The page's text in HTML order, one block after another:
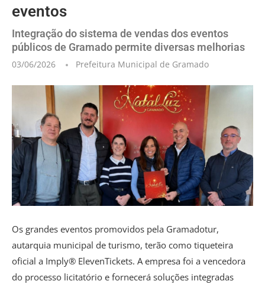
eventos
Integração do sistema de vendas dos eventos
públicos de Gramado permite diversas melhorias
03/06/2026 Prefeitura Municipal de Gramado
Os grandes eventos promovidos pela Gramadotur,
autarquia municipal de turismo, terão como tiqueteira
oficial a Imply®️ ElevenTickets. A empresa foi a vencedora
do processo licitatório e fornecerá soluções integradas